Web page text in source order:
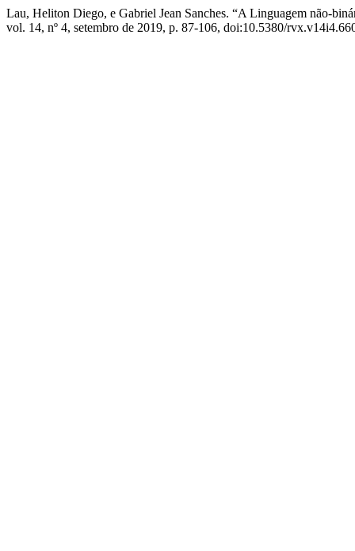
Lau, Heliton Diego, e Gabriel Jean Sanches. “A Linguagem não-
vol. 14, nº 4, setembro de 2019, p. 87-106, doi:10.5380/